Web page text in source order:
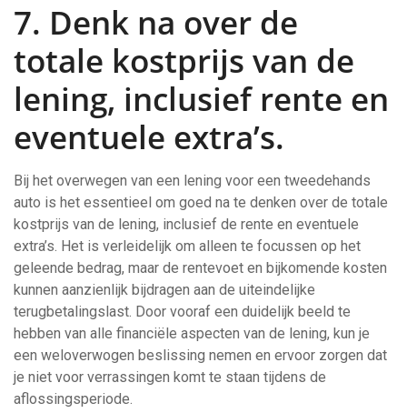
7. Denk na over de
totale kostprijs van de
lening, inclusief rente en
eventuele extra’s.
Bij het overwegen van een lening voor een tweedehands
auto is het essentieel om goed na te denken over de totale
kostprijs van de lening, inclusief de rente en eventuele
extra’s. Het is verleidelijk om alleen te focussen op het
geleende bedrag, maar de rentevoet en bijkomende kosten
kunnen aanzienlijk bijdragen aan de uiteindelijke
terugbetalingslast. Door vooraf een duidelijk beeld te
hebben van alle financiële aspecten van de lening, kun je
een weloverwogen beslissing nemen en ervoor zorgen dat
je niet voor verrassingen komt te staan tijdens de
aflossingsperiode.